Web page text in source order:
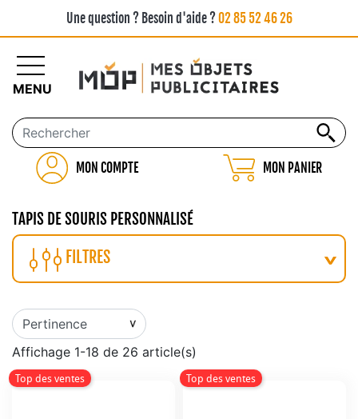
Une question ? Besoin d'aide ?02 85 52 46 26
MON COMPTE MON PANIER
MENU
TAPIS DE SOURIS PERSONNALISÉ
FILTRES
Affichage 1-18 de 26 article(s)
Top des ventes Top des ventes